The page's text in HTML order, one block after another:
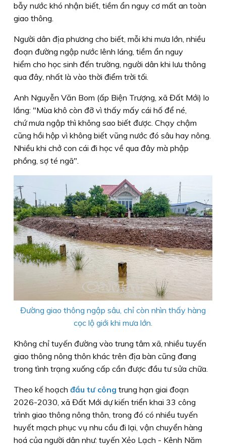
bẫy nước khó nhận biết, tiềm ẩn nguy cơ mất an toàn
giao thông.
Người dân địa phương cho biết, mỗi khi mưa lớn, nhiều
đoạn đường ngập nước lênh láng, tiềm ẩn nguy
hiểm cho học sinh đến trường, người dân khi lưu thông
qua đây, nhất là vào thời điểm trời tối.
Anh Nguyễn Văn Bom (ấp Biện Trượng, xã Đất Mới) lo
lắng: "Mùa khô còn đỡ vì thấy mấy cái hố để né,
chứ mưa ngập thì không sao biết được. Chạy chậm
cũng hồi hộp vì không biết vũng nước đó sâu hay nông.
Nhiều khi chở con cái đi học về qua đây mà phập
phồng, sợ té ngã".
Đường giao thông ngập sâu, chỉ còn nhìn thấy hàng
cọc lộ giới khi mưa lớn.
Không chỉ tuyến đường vào trung tâm xã, nhiều tuyến
giao thông nông thôn khác trên địa bàn cũng đang
trong tình trạng xuống cấp cần được đầu tư sửa chữa.
Theo kế hoạch đầu tư công trung hạn giai đoạn
2026-2030, xã Đất Mới dự kiến triển khai 33 công
trình giao thông nông thôn, trong đó có nhiều tuyến
huyết mạch phục vụ nhu cầu đi lại, vận chuyển hàng
hoá của người dân như: tuyến Xẻo Lạch - Kênh Năm